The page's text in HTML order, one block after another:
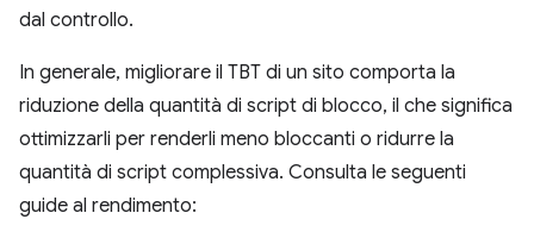
dal controllo.
In generale, migliorare il TBT di un sito comporta la
riduzione della quantità di script di blocco, il che significa
ottimizzarli per renderli meno bloccanti o ridurre la
quantità di script complessiva. Consulta le seguenti
guide al rendimento: